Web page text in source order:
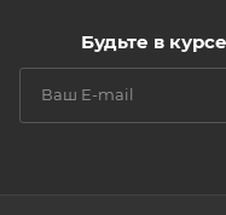
Будьте в